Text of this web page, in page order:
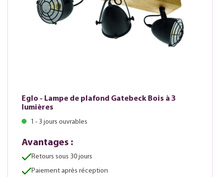
Eglo - Lampe de plafond Gatebeck Bois à 3
lumières
1 - 3 jours ouvrables
Avantages :
Retours sous 30 jours
Paiement après réception